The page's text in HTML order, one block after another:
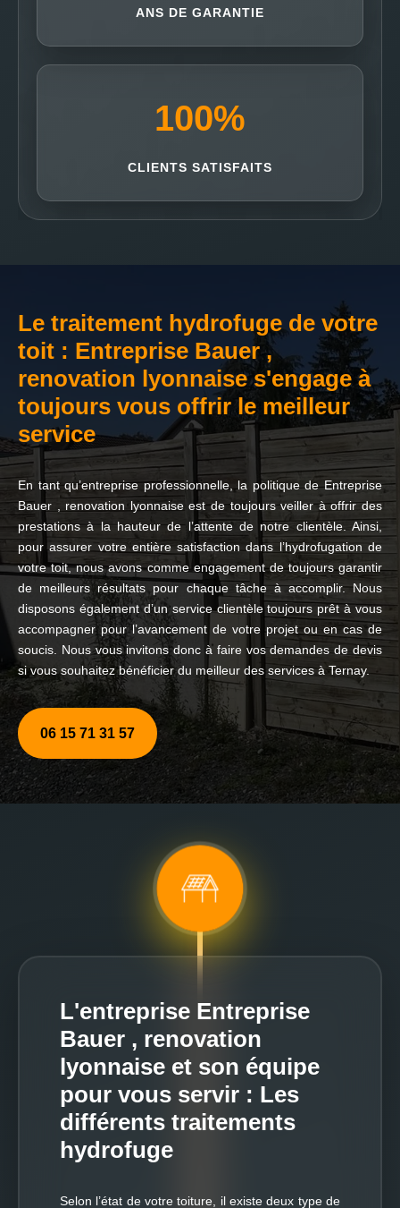
ANS DE GARANTIE
100%
CLIENTS SATISFAITS
Le traitement hydrofuge de votre
toit : Entreprise Bauer ,
renovation lyonnaise s'engage à
toujours vous offrir le meilleur
service
En tant qu’entreprise professionnelle, la politique de Entreprise
Bauer , renovation lyonnaise est de toujours veiller à offrir des
prestations à la hauteur de l’attente de notre clientèle. Ainsi,
pour assurer votre entière satisfaction dans l’hydrofugation de
votre toit, nous avons comme engagement de toujours garantir
de meilleurs résultats pour chaque tâche à accomplir. Nous
disposons également d’un service clientèle toujours prêt à vous
accompagner pour l’avancement de votre projet ou en cas de
soucis. Nous vous invitons donc à faire vos demandes de devis
si vous souhaitez bénéficier du meilleur des services à Ternay.
06 15 71 31 57
L'entreprise Entreprise
Bauer , renovation
lyonnaise et son équipe
pour vous servir : Les
différents traitements
hydrofuge
Selon l’état de votre toiture, il existe deux type de